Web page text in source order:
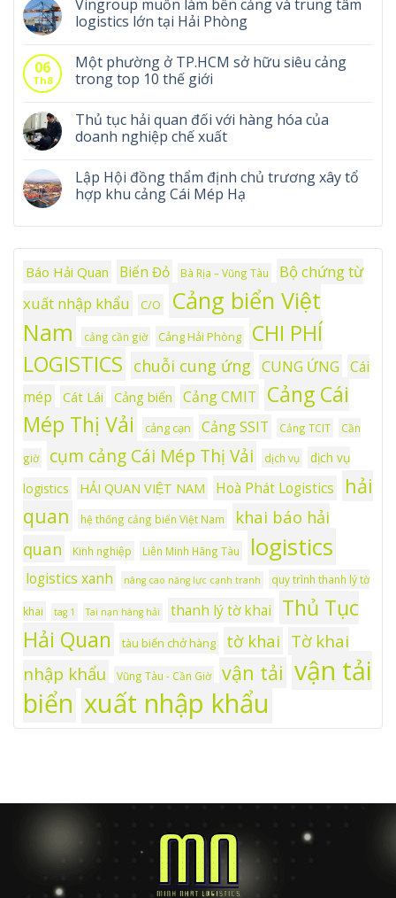
Vingroup muốn làm bến cảng và trung tâm
logistics lớn tại Hải Phòng
06
Th8
Một phường ở TP.HCM sở hữu siêu cảng
trong top 10 thế giới
Thủ tục hải quan đối với hàng hóa của
doanh nghiệp chế xuất
Lập Hội đồng thẩm định chủ trương xây tổ
hợp khu cảng Cái Mép Hạ
Báo Hải Quan Biển Đỏ Bà Rịa – Vũng Tàu
Bộ chứng từ
xuất nhập khẩu
C/O
Cảng biển Việt
Nam
cảng cần giờ Cảng Hải Phòng
CHI PHÍ
LOGISTICS chuỗi cung ứng CUNG ỨNG Cái
mép
Cát Lái Cảng biển Cảng CMIT
Cảng Cái
Mép Thị Vải
cảng cạn Cảng SSIT Cảng TCIT Cần
giờ cụm cảng Cái Mép Thị Vải dịch vụ
dịch vụ
logistics
HẢI QUAN VIỆT NAM Hoà Phát Logistics
hải
quan
hệ thống cảng biển Việt Nam
khai báo hải
quan
Kinh nghiệp Liên Minh Hãng Tàu logistics
logistics xanh nâng cao năng lực cạnh tranh quy trình thanh lý tờ
khai tag 1 Tai nạn hàng hải thanh lý tờ khai
Thủ Tục
Hải Quan
tàu biển chở hàng tờ khai Tờ khai
nhập khẩu
Vũng Tàu - Cần Giờ vận tải vận tải
biển xuất nhập khẩu